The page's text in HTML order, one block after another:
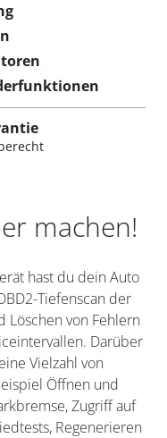
machen!
hast du dein Auto
Tiefenscan der
Löschen von Fehlern
Darüber
Vielzahl von
Öffnen und
Zugriff auf
Regenerieren